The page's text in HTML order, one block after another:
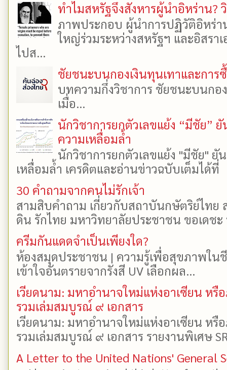
ทำไมสหรัฐจึงสังหารผู้นำอิหร่าน?
ภาพประกอบ ผู้นำการปฏิวัติอิหร่า
ใหญ่ร่วมระหว่างสหรัฐฯ และอิสรา
ไปส...
ชัยชนะบนกองเงินทุนเทาและการ
บทความกึ่งวิชาการ ชัยชนะบนกอ
เมื่อ...
นักวิชาการยกตัวเลขแย้ง “มีชัย”
ความเหลื่อมล้ำ
นักวิชาการยกตัวเลขแย้ง "มีชัย"
เหลื่อมล้ำ เครดิตและอ่านข่าวฉบับเต็มได้
30 คำถามจากคนไม่รักเจ้า
สามสิบคำถาม เกี่ยวกับสถาบันกษัตริย์ไทย
ดิน รักไทย มหาวิทยาลัยประชาชน ขอเดช
ครีมกันแดดจำเป็นเพียงใด?
ห้องสมุดประชาชน | ความรู้เพื่อสุขภาพใน
เข้าใจอันตรายจากรังสี UV เลือกผล...
เวียดนาม: มหาอำนาจใหม่แห่งอาเซียน ห
รวมเล่มสมบูรณ์ ๙ เอกสาร
เวียดนาม: มหาอำนาจใหม่แห่งอาเซียน ห
รวมเล่มสมบูรณ์ ๙ เอกสาร รายงานพิเศษ
A Letter to the United Nations' General